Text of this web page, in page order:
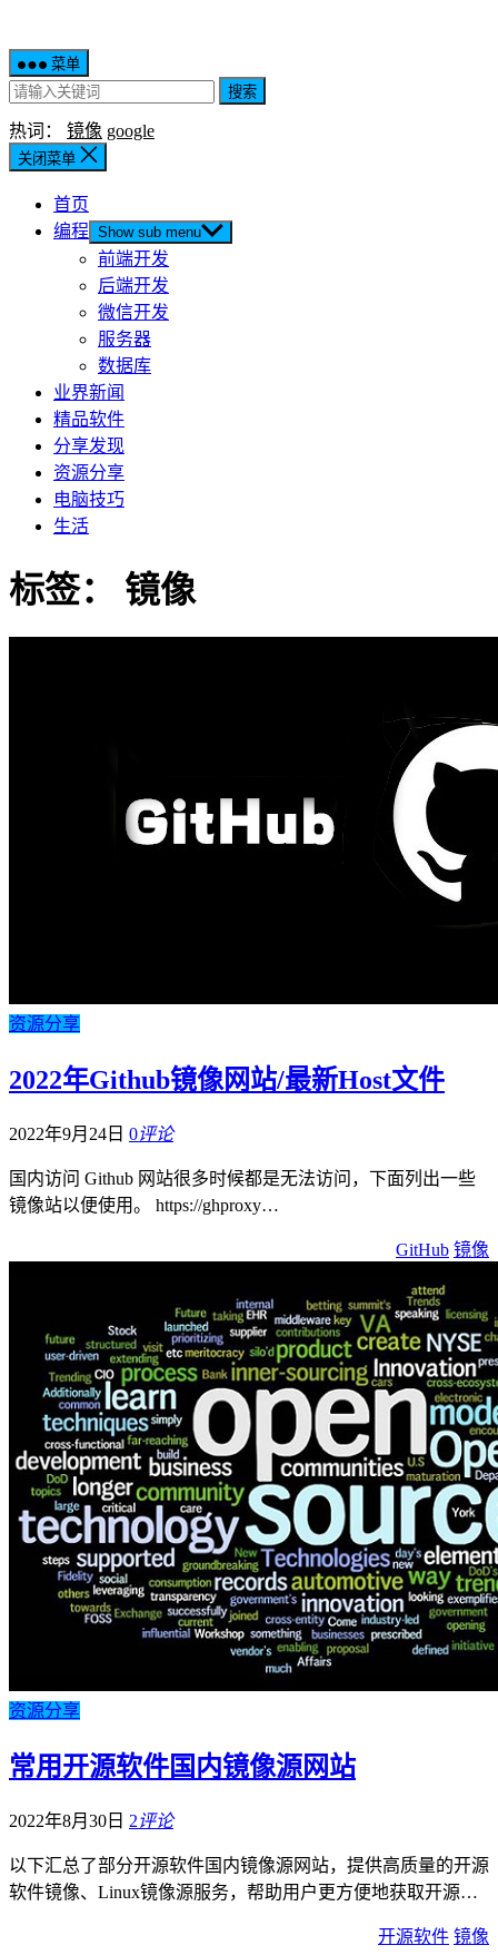
菜单
搜索
热词： 镜像 google
关闭菜单
首页
编程 Show sub menu
前端开发
后端开发
微信开发
服务器
数据库
业界新闻
精品软件
分享发现
资源分享
电脑技巧
生活
标签： 镜像
资源分享
2022年Github镜像网站/最新Host文件
2022年9月24日 0评论
国内访问 Github 网站很多时候都是无法访问，下面列出一些
镜像站以便使用。 https://ghproxy…
GitHub 镜像
资源分享
常用开源软件国内镜像源网站
2022年8月30日 2评论
以下汇总了部分开源软件国内镜像源网站，提供高质量的开源
软件镜像、Linux镜像源服务，帮助用户更方便地获取开源…
开源软件 镜像